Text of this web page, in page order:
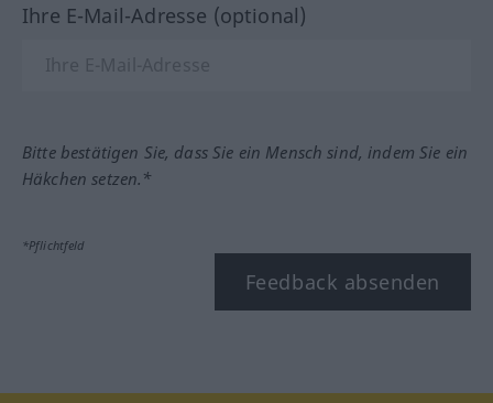
Ihre E-Mail-Adresse (optional)
Bitte bestätigen Sie, dass Sie ein Mensch sind, indem Sie ein
Häkchen setzen.*
*Pflichtfeld
Feedback absenden